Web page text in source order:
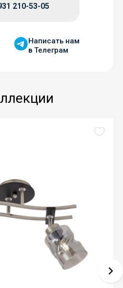
210-53-05
Написать нам
в Телеграм